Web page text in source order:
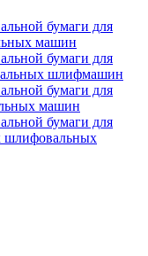
бумаги для
машин
бумаги для
шлифмашин
бумаги для
машин
бумаги для
шлифовальных